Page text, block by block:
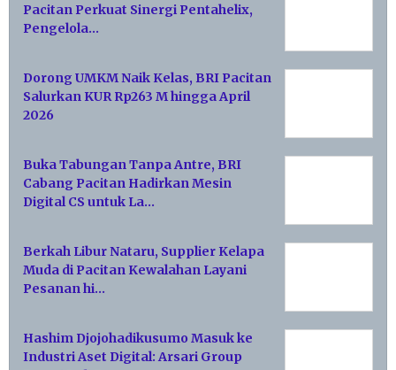
Pacitan Perkuat Sinergi Pentahelix,
Pengelola…
Dorong UMKM Naik Kelas, BRI Pacitan
Salurkan KUR Rp263 M hingga April
2026
Buka Tabungan Tanpa Antre, BRI
Cabang Pacitan Hadirkan Mesin
Digital CS untuk La…
Berkah Libur Nataru, Supplier Kelapa
Muda di Pacitan Kewalahan Layani
Pesanan hi…
Hashim Djojohadikusumo Masuk ke
Industri Aset Digital: Arsari Group